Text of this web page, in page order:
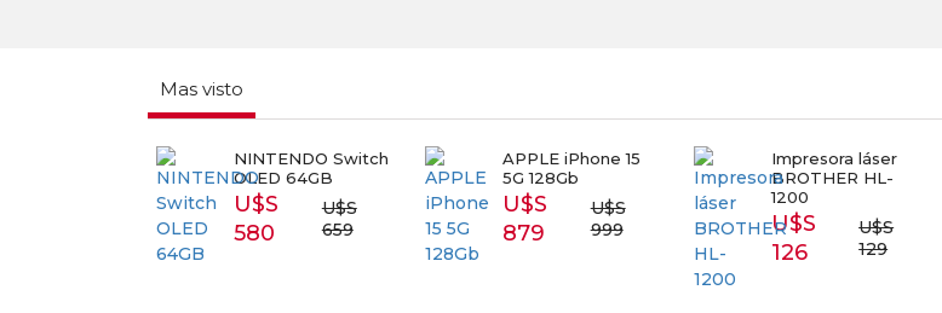
Mas visto
NINTENDO Switch
OLED 64GB
U$S
580
U$S
659
APPLE iPhone 15
5G 128Gb
U$S
879
U$S
999
Impresora láser
BROTHER HL-
1200
U$S
126
U$S
129